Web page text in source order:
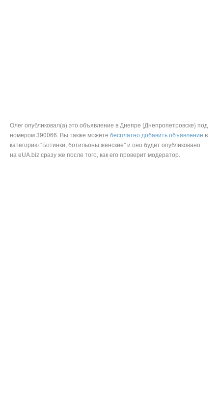
Олег опубликовал(а) это объявление в Днепре (Днепропетровске) под
номером 390066. Вы также можете бесплатно добавить объявление в
категорию "Ботинки, ботильоны женские" и оно будет опубликовано
на eUA.biz сразу же после того, как его проверит модератор.